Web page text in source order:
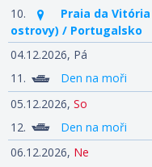
10.
Praia da
ostrovy) / Portugalsko
04.12.2026, Pá
11.
Den na moři
05.12.2026, So
12.
Den na moři
06.12.2026, Ne